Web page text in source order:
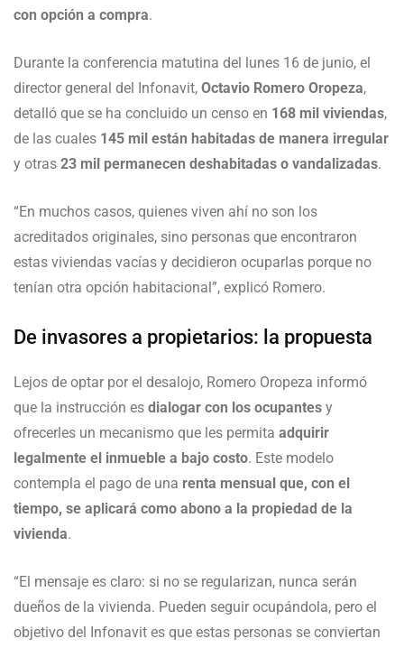
con opción a compra.
Durante la conferencia matutina del lunes 16 de junio, el
director general del Infonavit, Octavio Romero Oropeza,
detalló que se ha concluido un censo en 168 mil viviendas,
de las cuales 145 mil están habitadas de manera irregular
y otras 23 mil permanecen deshabitadas o vandalizadas.
“En muchos casos, quienes viven ahí no son los
acreditados originales, sino personas que encontraron
estas viviendas vacías y decidieron ocuparlas porque no
tenían otra opción habitacional”, explicó Romero.
De invasores a propietarios: la propuesta
Lejos de optar por el desalojo, Romero Oropeza informó
que la instrucción es dialogar con los ocupantes y
ofrecerles un mecanismo que les permita adquirir
legalmente el inmueble a bajo costo. Este modelo
contempla el pago de una renta mensual que, con el
tiempo, se aplicará como abono a la propiedad de la
vivienda.
“El mensaje es claro: si no se regularizan, nunca serán
dueños de la vivienda. Pueden seguir ocupándola, pero el
objetivo del Infonavit es que estas personas se conviertan